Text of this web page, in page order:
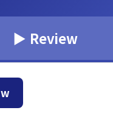
▶ Review